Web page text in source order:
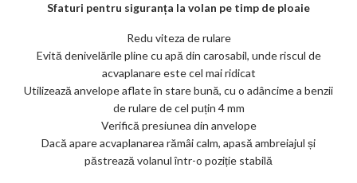
Sfaturi pentru siguranța la volan pe timp de ploaie
Redu viteza de rulare
Evită denivelările pline cu apă din carosabil, unde riscul de
acvaplanare este cel mai ridicat
Utilizează anvelope aflate în stare bună, cu o adâncime a benzii
de rulare de cel puțin 4 mm
Verifică presiunea din anvelope
Dacă apare acvaplanarea rămâi calm, apasă ambreiajul și
păstrează volanul într-o poziție stabilă